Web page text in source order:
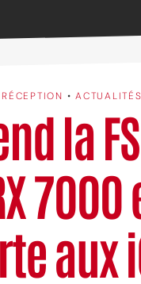
• ACTUALITÉS
la
aux